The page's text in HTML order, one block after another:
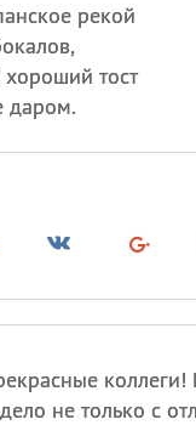
рекой
хороший тост
даром.
не только с